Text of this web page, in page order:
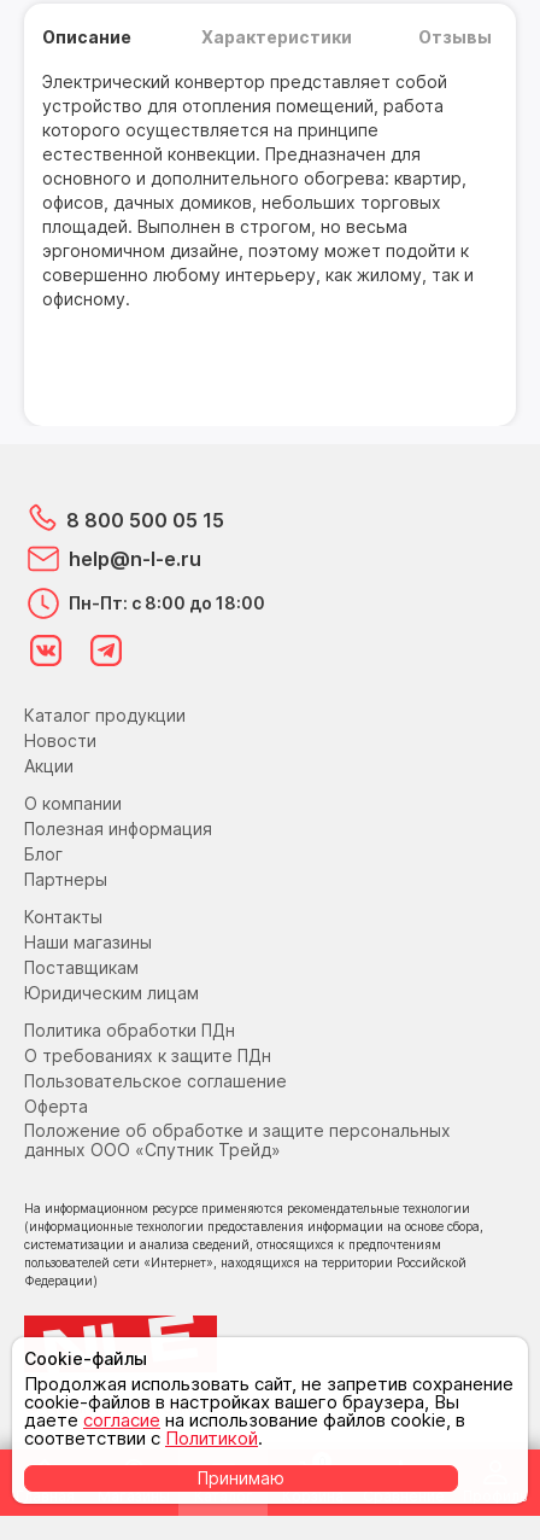
Описание
Электрический конвертор представляет собой
устройство для отопления помещений, работа
которого осуществляется на принципе
естественной конвекции. Предназначен для
основного и дополнительного обогрева: квартир,
офисов, дачных домиков, небольших торговых
площадей. Выполнен в строгом, но весьма
эргономичном дизайне, поэтому может подойти к
совершенно любому интерьеру, как жилому, так и
офисному.
Характеристики Отзывы
Каталог продукции
Новости
Акции
О компании
Полезная информация
Блог
Партнеры
Контакты
Наши магазины
Поставщикам
Юридическим лицам
Политика обработки ПДн
О требованиях к защите ПДн
Пользовательское соглашение
Оферта
Положение об обработке и защите персональных
данных ООО «Спутник Трейд»
8 800 500 05 15
help@n-l-e.ru
Пн-Пт: с 8:00 до 18:00
© NoLimit Electronics 2026
На информационном ресурсе применяются рекомендательные технологии
(информационные технологии предоставления информации на основе сбора,
систематизации и анализа сведений, относящихся к предпочтениям
пользователей сети «Интернет», находящихся на территории Российской
Федерации)
Cookie-файлы
Продолжая использовать сайт, не запретив сохранение
cookie-файлов в настройках вашего браузера, Вы
даете согласие на использование файлов cookie, в
соответствии с Политикой.
Принимаю
Главная Магазины Каталог Корзина Сравнение Профиль